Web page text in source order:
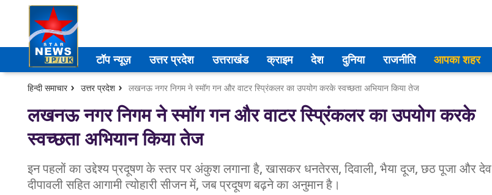
टॉप न्यूज़ उत्तर प्रदेश उत्तराखंड क्राइम देश दुनिया राजनीति आपका शहर
हिन्दी समाचार उत्तर प्रदेश लखनऊ नगर निगम ने स्मॉग गन और वाटर स्प्रिंकलर का उपयोग करके स्वच्छता अभियान किया तेज
लखनऊ नगर निगम ने स्मॉग गन और वाटर स्प्रिंकलर का उपयोग करके
स्वच्छता अभियान किया तेज
इन पहलों का उद्देश्य प्रदूषण के स्तर पर अंकुश लगाना है, खासकर धनतेरस, दिवाली, भैया दूज, छठ पूजा और देव
दीपावली सहित आगामी त्योहारी सीजन में, जब प्रदूषण बढ़ने का अनुमान है।
उत्तर प्रदेश
अमेठी
आगरा
कानपुर
मेरठ